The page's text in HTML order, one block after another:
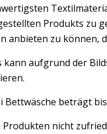
Produkts zu
anbieten zu können,
kann aufgrund der
beträgt bis
nicht